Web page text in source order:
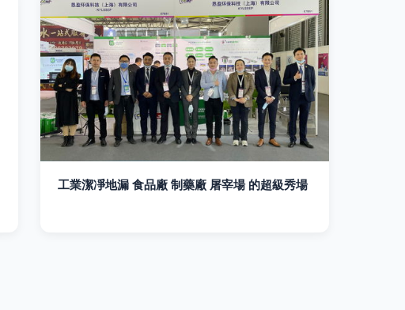
工業潔凈地漏 食品廠 制藥廠 屠宰場 的超級秀場